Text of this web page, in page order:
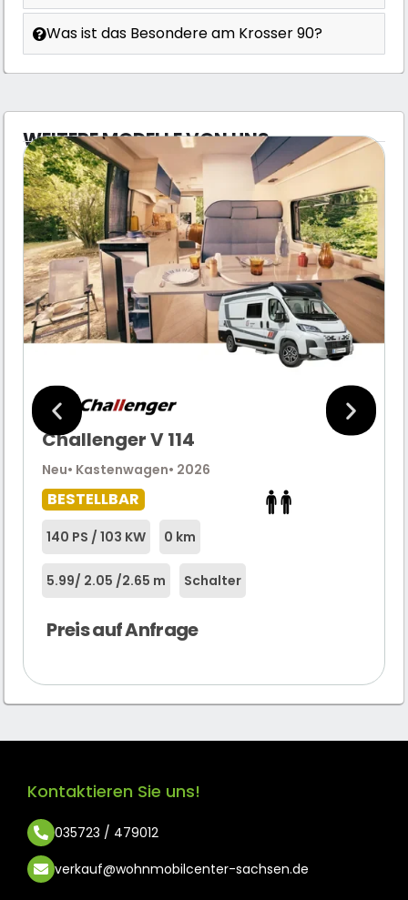
Was ist das Besondere am Krosser 90?
WEITERE MODELLE VON UNS
Challenger V 114
Neu• Kastenwagen• 2026
BESTELLBAR
140 PS / 103 KW 0 km
5.99/ 2.05 /2.65 m Schalter
Preis auf Anfrage
Kontaktieren Sie uns!
035723 / 479012
verkauf@wohnmobilcenter-sachsen.de